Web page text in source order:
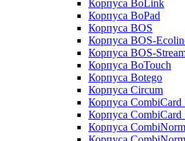
Корпуса BoLink
Корпуса BoPad
Корпуса BOS
Корпуса BOS-
Корпуса BOS-
Корпуса BoTouch
Корпуса Botego
Корпуса Circum
Корпуса CombiCard
Корпуса CombiCard
Корпуса